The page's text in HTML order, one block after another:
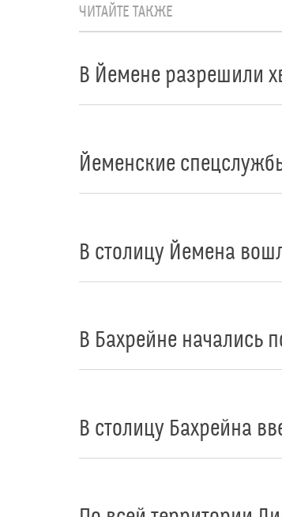
ЧИТАЙТЕ ТАКЖЕ
В Йемене разрешили
Йеменские
В столицу Йемена
В Бахрейне начались
В столицу Бахрейна